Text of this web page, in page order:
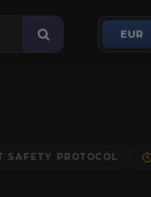
EUR
SAFETY PROTOCOL